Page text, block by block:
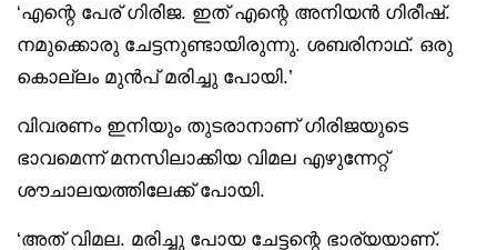
‘എന്റെ പേര് ഗിരിജ. ഇത് എന്റെ അനിയൻ ഗിരീഷ്.
നമുക്കൊരു ചേട്ടനുണ്ടായിരുന്നു. ശബരിനാഥ്. ഒരു
കൊല്ലം മുൻപ് മരിച്ചു പോയി.’
വിവരണം ഇനിയും തുടരാനാണ് ഗിരിജയുടെ
ഭാവമെന്ന് മനസിലാക്കിയ വിമല എഴുന്നേറ്റ്
ശൗചാലയത്തിലേക്ക് പോയി.
‘അത് വിമല. മരിച്ചു പോയ ചേട്ടന്റെ ഭാര്യയാണ്.